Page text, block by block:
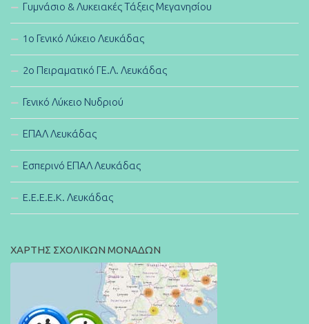
Γυμνάσιο & Λυκειακές Τάξεις Μεγανησίου
1ο Γενικό Λύκειο Λευκάδας
2ο Πειραματικό ΓΕ.Λ. Λευκάδας
Γενικό Λύκειο Νυδριού
ΕΠΑΛ Λευκάδας
Εσπερινό ΕΠΑΛ Λευκάδας
E.E.E.E.K. Λευκάδας
ΧΑΡΤΗΣ ΣΧΟΛΙΚΩΝ ΜΟΝΑΔΩΝ